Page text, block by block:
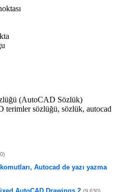
(AutoCAD Sözlük)
sözlüğü, sözlük, autocad
Autocad de yazı yazma